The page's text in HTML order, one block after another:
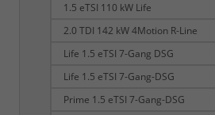
1.5 eTSI 110 kW Life
2.0 TDI 142 kW 4Motion R-Line
Life 1.5 eTSI 7-Gang DSG
Life 1.5 eTSI 7-Gang-DSG
Prime 1.5 eTSI 7-Gang-DSG